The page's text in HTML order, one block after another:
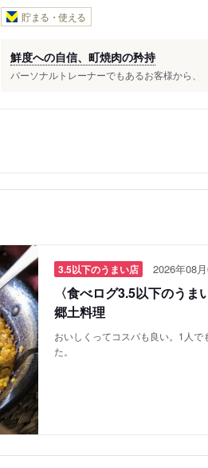
貯まる・使える
鮮度への自信、町焼肉の矜持
パーソナルトレーナーでもあるお客様から、
3.5以下のうまい店 2026年08
〈食べログ3.5以下のう
郷土料理
おいしくってコスパも良い。1人
た。